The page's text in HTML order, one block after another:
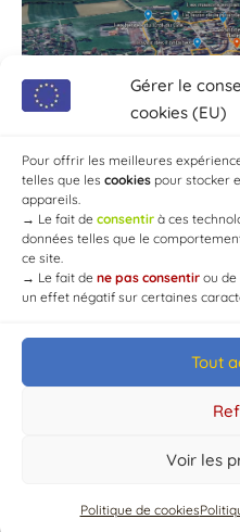
Gérer le
cookies (EU)
Pour offrir les meilleures
telles que les cookies pour stocker
appareils.
→ Le fait de consentir à ces
données telles que le
ce site.
→ Le fait de ne pas consentir ou
un effet négatif sur certaines
Tout
Voir les
Politique de cookies
© Mairie de Chaource
Developed